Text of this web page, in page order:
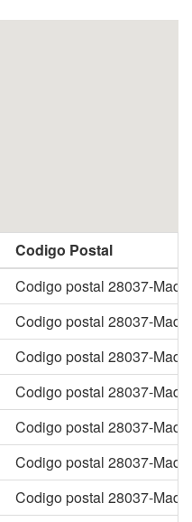
Codigo Postal
Codigo postal 28037-
Codigo postal 28037-
Codigo postal 28037-
Codigo postal 28037-
Codigo postal 28037-
Codigo postal 28037-
Codigo postal 28037-